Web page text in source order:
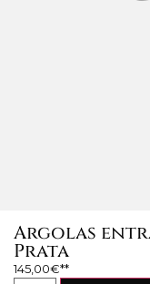
Argolas
Prata
145,00€